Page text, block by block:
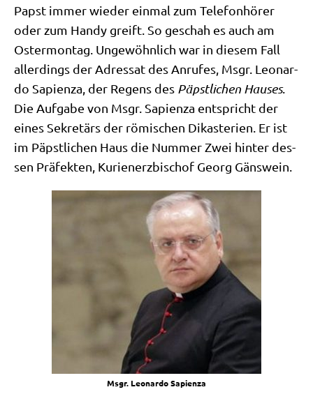
Papst immer wie­der ein­mal zum Tele­fon­hö­rer
oder zum Han­dy greift. So geschah es auch am
Oster­mon­tag. Unge­wöhn­lich war in die­sem Fall
aller­dings der Adres­sat des Anru­fes, Msgr. Leo­nar­
do Sapi­en­za, der Regens des Päpst­li­chen Hau­ses.
Die Auf­ga­be von Msgr. Sapi­en­za ent­spricht der
eines Sekre­tärs der römi­schen Dik­aste­ri­en. Er ist
im Päpst­li­chen Haus die Num­mer Zwei hin­ter des­
sen Prä­fek­ten, Kuri­en­erz­bi­schof Georg Gänswein.
Msgr. Leo­nar­do Sapienza